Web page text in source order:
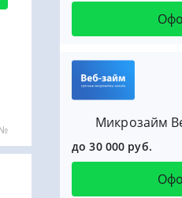
Микрозайм
до 30 000 руб.